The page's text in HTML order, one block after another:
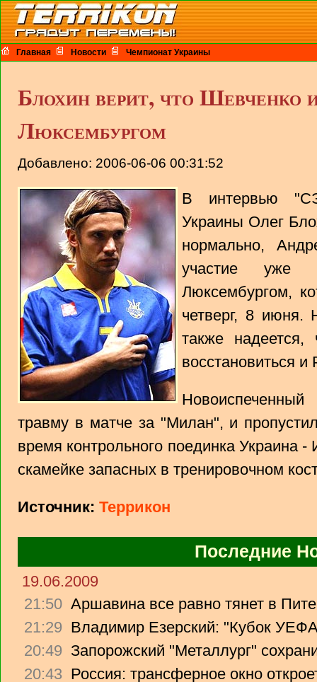
Главная Новости Чемпионат Украины
Блохин верит, что Шевченко
Люксембургом
Добавлено: 2006-06-06 00:31:52
В интервью
Украины Олег
нормально,
участие уже
Люксембургом,
четверг, 8 июня.
также
восстановиться и
травму в матче за "Милан", и
время контрольного поединка Украина
скамейке запасных в тренировочном
Источник: Террикон
Последние
19.06.2009
21:50 Аршавина все равно тянет в
21:29 Владимир Езерский: "Кубок
20:49 Запорожский "Металлург"
20:43 Россия: трансферное окно